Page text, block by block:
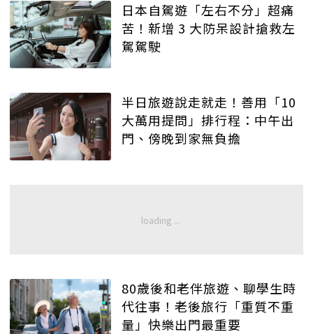
日本自駕遊「左右不分」超痛
苦！新增 3 大防呆設計搶救左
駕駕駛
半日旅遊說走就走！善用「10
大萬用提問」排行程：中午出
門、傍晚到家無負擔
80歲後和老伴旅遊、聊學生時
代往事！老後旅行「重質不重
量」快樂出門最重要